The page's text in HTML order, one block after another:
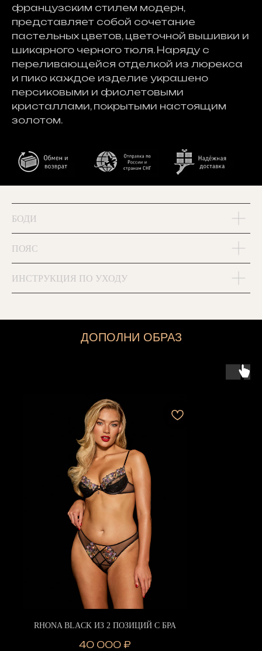
французским стилем модерн,
представляет собой сочетание
пастельных цветов, цветочной вышивки и
шикарного черного тюля. Наряду с
переливающейся отделкой из люрекса
и пико каждое изделие украшено
персиковыми и фиолетовыми
кристаллами, покрытыми настоящим
золотом.
БОДИ
ПОЯС
ИНСТРУКЦИЯ ПО УХОДУ
ДОПОЛНИ ОБРАЗ
RHONA BLACK ИЗ 2 ПОЗИЦИЙ С БРА
40 000 ₽